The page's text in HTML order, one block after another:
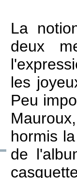
La
deux
les
Peu
hormis
de